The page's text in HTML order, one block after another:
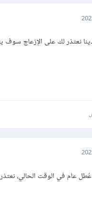
نعتذر لك على الإزعاج
عام في الوقت الحالي،